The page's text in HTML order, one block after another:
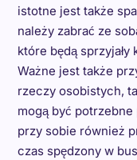
istotne jest także
należy zabrać ze
które będą
Ważne jest także
rzeczy osobistych,
mogą być
przy sobie również
czas spędzony w